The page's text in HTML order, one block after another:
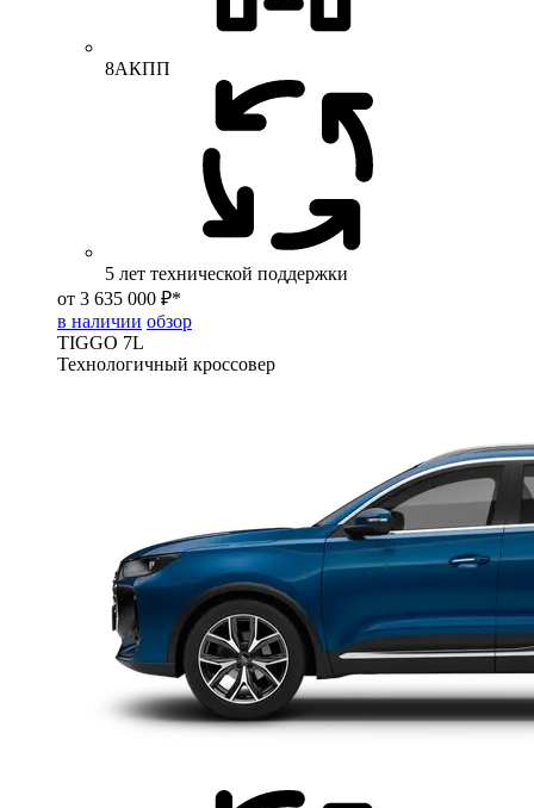
8АКПП
5 лет технической поддержки
от 3 635 000 ₽*
в наличии обзор
TIGGO 7L
Технологичный кроссовер